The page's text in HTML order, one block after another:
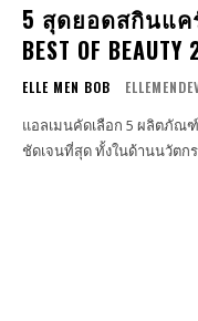
5 สุดยอดสกินแคร์
BEST OF BEAUTY
ELLE MEN BOB
แอลเมนคัดเลือก 5 ผลิตภัณ
ชัดเจนที่สุด ทั้งในด้านนวัต